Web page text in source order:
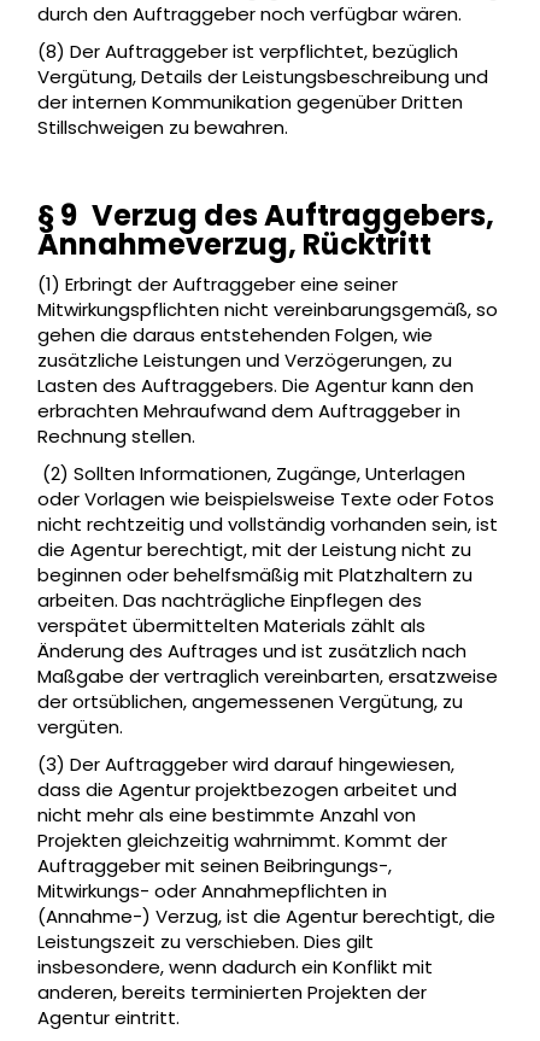
durch den Auftraggeber noch verfügbar wären.
(8) Der Auftraggeber ist verpflichtet, bezüglich
Vergütung, Details der Leistungsbeschreibung und
der internen Kommunikation gegenüber Dritten
Stillschweigen zu bewahren.
§ 9 Verzug des Auftraggebers,
Annahmeverzug, Rücktritt
(1) Erbringt der Auftraggeber eine seiner
Mitwirkungspflichten nicht vereinbarungsgemäß, so
gehen die daraus entstehenden Folgen, wie
zusätzliche Leistungen und Verzögerungen, zu
Lasten des Auftraggebers. Die Agentur kann den
erbrachten Mehraufwand dem Auftraggeber in
Rechnung stellen.
(2) Sollten Informationen, Zugänge, Unterlagen
oder Vorlagen wie beispielsweise Texte oder Fotos
nicht rechtzeitig und vollständig vorhanden sein, ist
die Agentur berechtigt, mit der Leistung nicht zu
beginnen oder behelfsmäßig mit Platzhaltern zu
arbeiten. Das nachträgliche Einpflegen des
verspätet übermittelten Materials zählt als
Änderung des Auftrages und ist zusätzlich nach
Maßgabe der vertraglich vereinbarten, ersatzweise
der ortsüblichen, angemessenen Vergütung, zu
vergüten.
(3) Der Auftraggeber wird darauf hingewiesen,
dass die Agentur projektbezogen arbeitet und
nicht mehr als eine bestimmte Anzahl von
Projekten gleichzeitig wahrnimmt. Kommt der
Auftraggeber mit seinen Beibringungs-,
Mitwirkungs- oder Annahmepflichten in
(Annahme-) Verzug, ist die Agentur berechtigt, die
Leistungszeit zu verschieben. Dies gilt
insbesondere, wenn dadurch ein Konflikt mit
anderen, bereits terminierten Projekten der
Agentur eintritt.